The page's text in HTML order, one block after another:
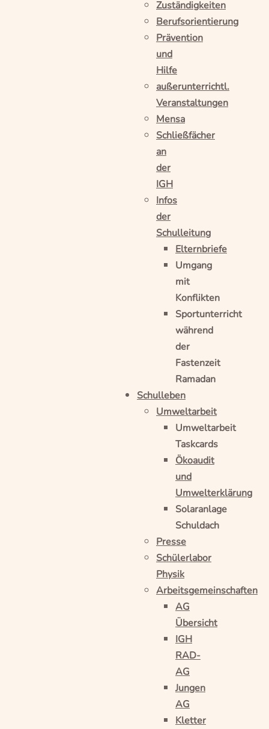
Zuständigkeiten
Berufsorientierung
Prävention
und
Hilfe
außerunterrichtl.
Veranstaltungen
Mensa
Schließfächer
an
der
IGH
Infos
der
Schulleitung
Elternbriefe
Umgang
mit
Konflikten
Sportunterricht
während
der
Fastenzeit
Ramadan
Schulleben
Umweltarbeit
Umweltarbeit
Taskcards
Ökoaudit
und
Umwelterklärung
Solaranlage
Schuldach
Presse
Schülerlabor
Physik
Arbeitsgemeinschaften
AG
Übersicht
IGH
RAD-
AG
Jungen
AG
Kletter